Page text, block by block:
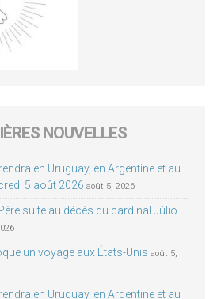
NOUVELLES
en Uruguay, en Argentine et au
5 août 2026 août 5, 2026
suite au décès du cardinal Júlio
un voyage aux États-Unis août 5,
en Uruguay, en Argentine et au